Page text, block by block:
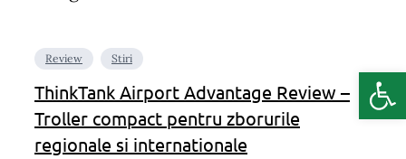
Review Stiri
ThinkTank Airport Advantage Review –
Troller compact pentru zborurile
regionale si internationale